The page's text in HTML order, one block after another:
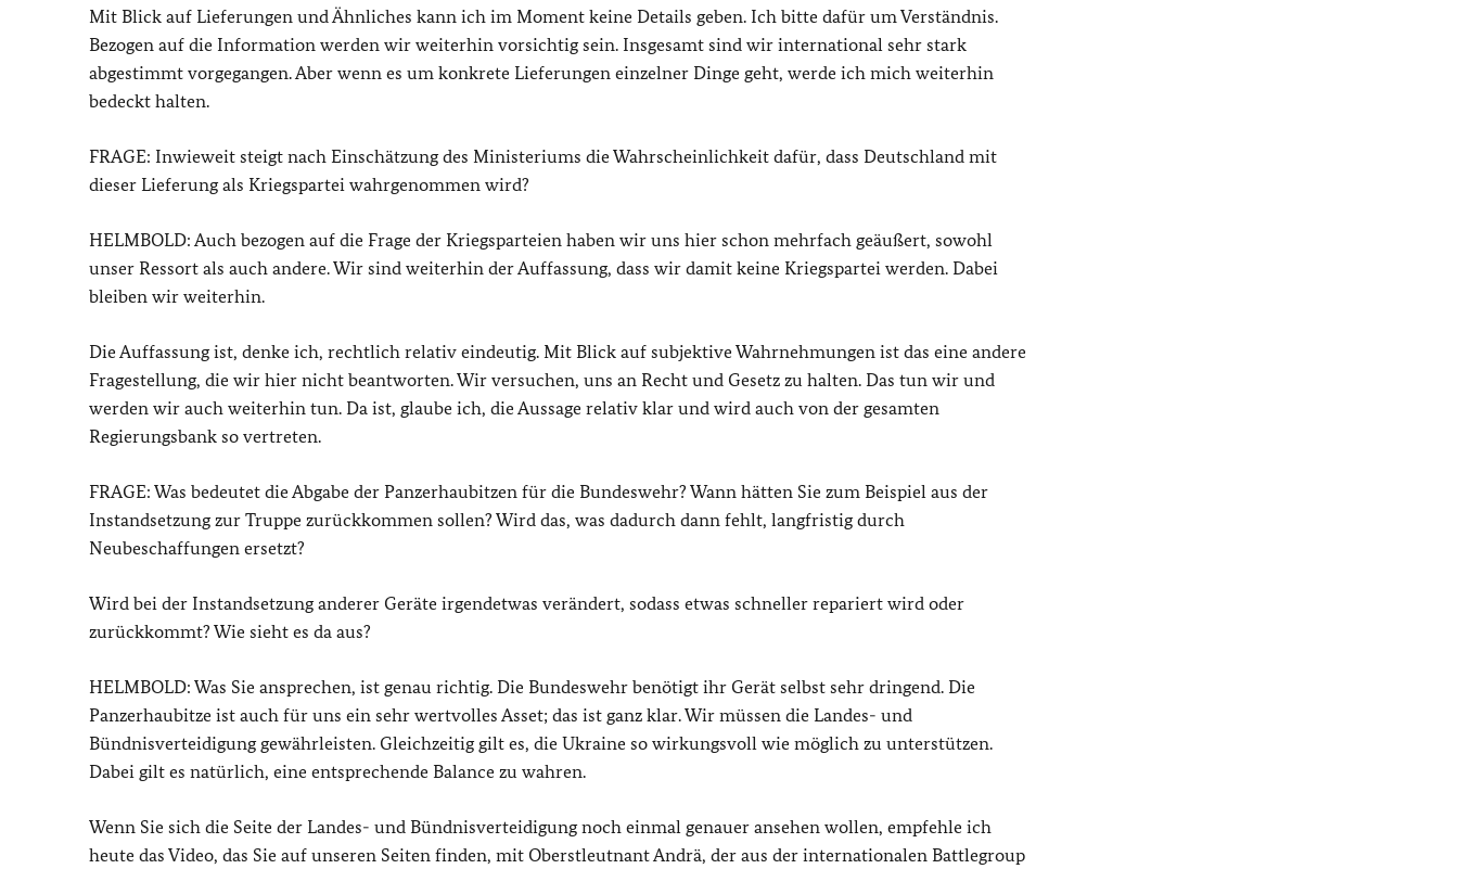
Mit Blick auf Lieferungen und Ähnliches kann ich im Moment keine Details geben. Ich bitte dafür um Verständnis.
Bezogen auf die Information werden wir weiterhin vorsichtig sein. Insgesamt sind wir international sehr stark
abgestimmt vorgegangen. Aber wenn es um konkrete Lieferungen einzelner Dinge geht, werde ich mich weiterhin
bedeckt halten.
FRAGE: Inwieweit steigt nach Einschätzung des Ministeriums die Wahrscheinlichkeit dafür, dass Deutschland mit
dieser Lieferung als Kriegspartei wahrgenommen wird?
HELMBOLD: Auch bezogen auf die Frage der Kriegsparteien haben wir uns hier schon mehrfach geäußert, sowohl
unser Ressort als auch andere. Wir sind weiterhin der Auffassung, dass wir damit keine Kriegspartei werden. Dabei
bleiben wir weiterhin.
Die Auffassung ist, denke ich, rechtlich relativ eindeutig. Mit Blick auf subjektive Wahrnehmungen ist das eine andere
Fragestellung, die wir hier nicht beantworten. Wir versuchen, uns an Recht und Gesetz zu halten. Das tun wir und
werden wir auch weiterhin tun. Da ist, glaube ich, die Aussage relativ klar und wird auch von der gesamten
Regierungsbank so vertreten.
FRAGE: Was bedeutet die Abgabe der Panzerhaubitzen für die Bundeswehr? Wann hätten Sie zum Beispiel aus der
Instandsetzung zur Truppe zurückkommen sollen? Wird das, was dadurch dann fehlt, langfristig durch
Neubeschaffungen ersetzt?
Wird bei der Instandsetzung anderer Geräte irgendetwas verändert, sodass etwas schneller repariert wird oder
zurückkommt? Wie sieht es da aus?
HELMBOLD: Was Sie ansprechen, ist genau richtig. Die Bundeswehr benötigt ihr Gerät selbst sehr dringend. Die
Panzerhaubitze ist auch für uns ein sehr wertvolles Asset; das ist ganz klar. Wir müssen die Landes- und
Bündnisverteidigung gewährleisten. Gleichzeitig gilt es, die Ukraine so wirkungsvoll wie möglich zu unterstützen.
Dabei gilt es natürlich, eine entsprechende Balance zu wahren.
Wenn Sie sich die Seite der Landes- und Bündnisverteidigung noch einmal genauer ansehen wollen, empfehle ich
heute das Video, das Sie auf unseren Seiten finden, mit Oberstleutnant Andrä, der aus der internationalen Battlegroup